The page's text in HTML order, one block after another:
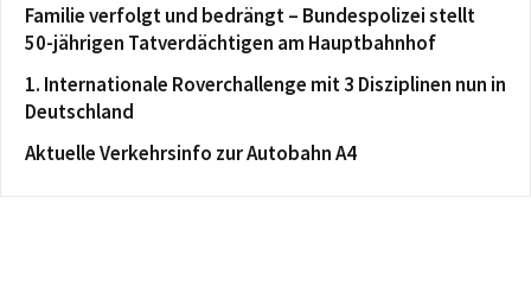
Familie verfolgt und bedrängt – Bundespolizei stellt
50-jährigen Tatverdächtigen am Hauptbahnhof
1. Internationale Roverchallenge mit 3 Disziplinen nun in
Deutschland
Aktuelle Verkehrsinfo zur Autobahn A4